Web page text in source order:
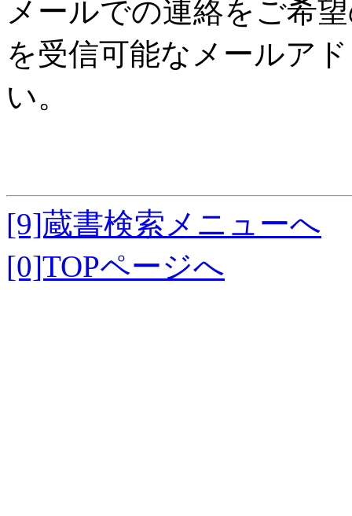
メールでの連絡をご希
を受信可能なメールア
い。
[9]蔵書検索メニューへ
[0]TOPページへ